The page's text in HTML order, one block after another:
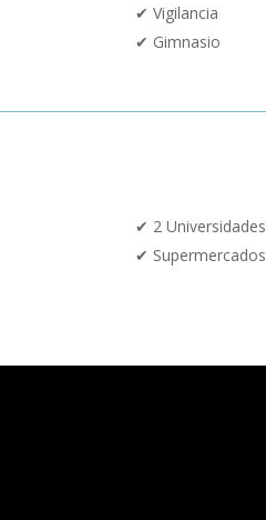
✔Vigilancia
✔ Gimnasio
✔ 2 Universidades
✔ Supermercados